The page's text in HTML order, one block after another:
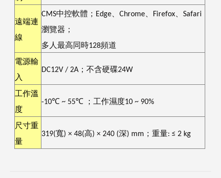
遠端連
線
CMS中控軟體； Edge、 Chrome、 Firefox、 Safari
瀏覽器；
多人最高同時128頻道
電源輸
入
DC12V / 2A ；不含硬碟24W
工作溫
度
-10℃ ~ 55℃ ；工作濕度10 ~ 90%
尺寸重
量
319(寬) × 48(高) × 240 (深) mm ；重量: ≤ 2 kg